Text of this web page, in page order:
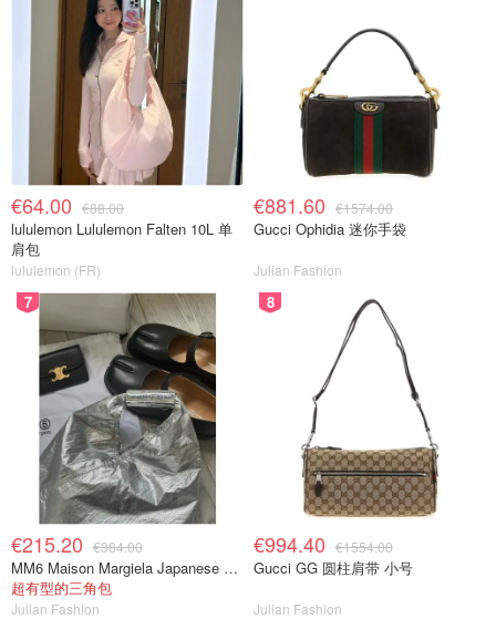
€64.00 €88.00
lululemon Lululemon Falten 10L 单
肩包
lululemon (FR)
€881.60 €1574.00
Gucci Ophidia 迷你手袋
Julian Fashion
7
€215.20 €384.00
MM6 Maison Margiela Japanese Small 单肩包
超有型的三角包
Julian Fashion
8
€994.40 €1554.00
Gucci GG 圆柱肩带 小号
Julian Fashion